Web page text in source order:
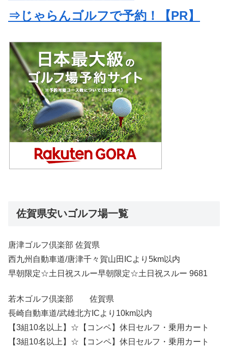
⇒じゃらんゴルフで予約！【PR】
佐賀県安いゴルフ場一覧
唐津ゴルフ倶楽部 佐賀県
西九州自動車道/唐津千々賀山田ICより5km以内
早朝限定☆土日祝スルー早朝限定☆土日祝スルー 9681
若木ゴルフ倶楽部 佐賀県
長崎自動車道/武雄北方ICより10km以内
【3組10名以上】☆【コンペ】休日セルフ・乗用カート
【3組10名以上】☆【コンペ】休日セルフ・乗用カート